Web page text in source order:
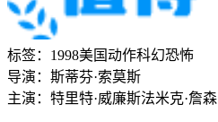
标签： 1998美国动作科幻恐怖
导演： 斯蒂芬·索莫斯
主演： 特里特·威廉斯法米克·詹森